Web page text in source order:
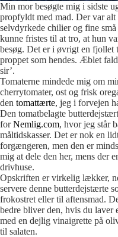
Min mor besøgte mig i sidste
propfyldt med mad. Der var
selvdyrkede chilier og fine
kunne fristes til at tro, at hun
besøg. Det er i øvrigt en fjollet
proppet som hendes. Æblet
sir’.
Tomaterne mindede mig om
cherrytomater, ost og frisk
den tomattærte, jeg i forvejen
Den tomatbelagte
forNemlig.com, hvor jeg står
måltidskasser. Det er nok en
forgængeren, men den er
mig at dele den her, mens der
drivhuse.
Opskriften er virkelig lækker,
servere denne butterdejstærte
frokostret eller til aftensmad.
bedre bliver den, hvis du laver
med en dejlig vinaigrette på
til salaten.